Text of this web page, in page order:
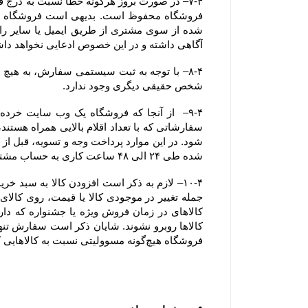
آگاهی داشته و در این خصوص ادعایی نخواهد
شخص حقیقی دیگری وجود ندارد.
شده طی ۲۴ الی ۴۸ ساعت کاری به حساب مشتری عودت داده خواهد شد.
فروشگاه هیچ‌گونه مسوولیتی نسبت به کالاهایی که در سبد خرید رها شده است یا پروسه سفارش تکمیل نشده و تکمیل وجه نشده ، ندارد.